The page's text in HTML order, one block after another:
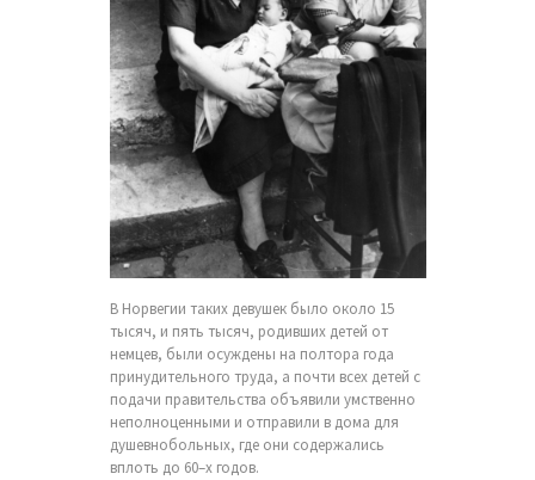
В Норвегии таких девушек было около 15
тысяч, и пять тысяч, родивших детей от
немцев, были осуждены на полтора года
принудительного труда, а почти всех детей с
подачи правительства объявили умственно
неполноценными и отправили в дома для
душевнобольных, где они содержались
вплоть до 60–х годов.